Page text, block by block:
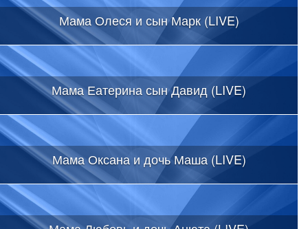
Мама Олеся и сын Марк (LIVE)
Мама Еатерина сын Давид (LIVE)
Мама Оксана и дочь Маша (LIVE)